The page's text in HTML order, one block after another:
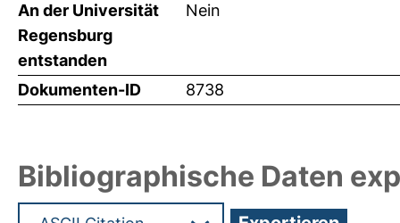
An der Universität
Regensburg
entstanden
Nein
Dokumenten-ID 8738
Bibliographische Daten